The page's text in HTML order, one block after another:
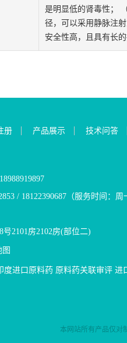
是明显低的肾毒性；
径，可以采用静脉注
安全性高，且具有长的
册 产品展示 技术问答
/ 18122390687（服务时间：周
2101房2102房(部位二)
图
度进口原料药 原料药关联审评 进
本网站所有产品仅对